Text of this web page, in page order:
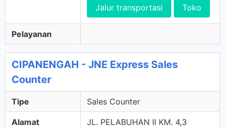
Jalur transportasi Toko
Pelayanan
CIPANENGAH - JNE Express Sales
Counter
Tipe Sales Counter
Alamat
JL. PELABUHAN II KM. 4,3